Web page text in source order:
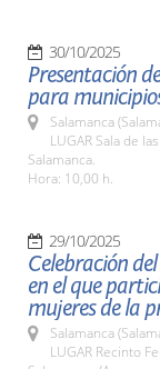
30/10/2025
Presentación
para
Salamanca
LUGAR Sala de
Salamanca.
Hora: 10,00 h.
29/10/2025
Celebración
en el que
mujeres de la
Salamanca
LUGAR Recinto